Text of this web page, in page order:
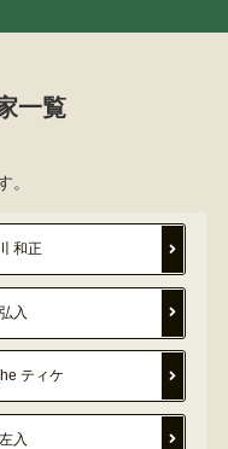
一覧
。
和正
入
ティケ
入